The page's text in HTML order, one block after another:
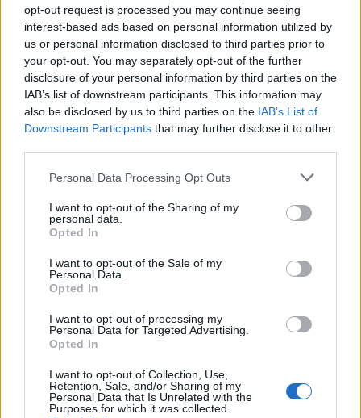
opt-out request is processed you may continue seeing
interest-based ads based on personal information utilized by
us or personal information disclosed to third parties prior to
your opt-out. You may separately opt-out of the further
disclosure of your personal information by third parties on the
IAB’s list of downstream participants. This information may
also be disclosed by us to third parties on the IAB’s List of
Downstream Participants that may further disclose it to other
Personal Data Processing Opt Outs
I want to opt-out of the Sharing of my
personal data.
Opted In
I want to opt-out of the Sale of my
Personal Data.
Opted In
I want to opt-out of processing my
Personal Data for Targeted Advertising.
Opted In
I want to opt-out of Collection, Use,
Retention, Sale, and/or Sharing of my
Personal Data that Is Unrelated with the
Purposes for which it was collected.